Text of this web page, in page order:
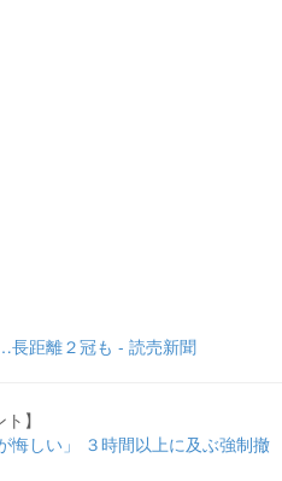
長距離２冠も - 読売新聞
】
悔しい」 ３時間以上に及ぶ強制撤